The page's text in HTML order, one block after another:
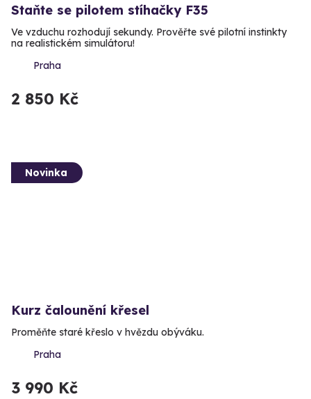
Staňte se pilotem stíhačky F35
Ve vzduchu rozhodují sekundy. Prověřte své pilotní instinkty
na realistickém simulátoru!
Praha
2 850 Kč
Novinka
Kurz čalounění křesel
Proměňte staré křeslo v hvězdu obýváku.
Praha
3 990 Kč